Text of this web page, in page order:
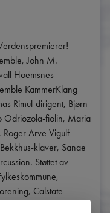
John M.
Hoemsnes-
KammerKlang
Rimul-dirigent, Bjørn
Odriozola-fiolin, Maria
Roger Arve Vigulf-
klaver, Sanae
Støttet av
Calstate